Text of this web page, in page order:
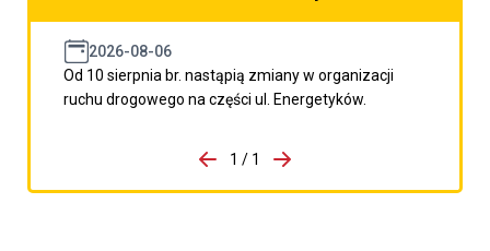
2026-08-06
Od 10 sierpnia br. nastąpią zmiany w organizacji
ruchu drogowego na części ul. Energetyków.
porzpedniego komunikatu
1 / 1
Przejdź do następnego